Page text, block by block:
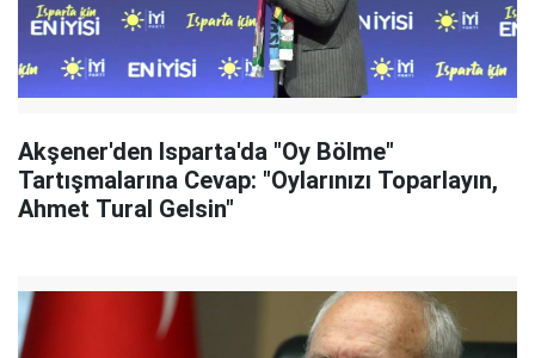
Akşener'den Isparta'da "Oy Bölme"
Tartışmalarına Cevap: "Oylarınızı Toparlayın,
Ahmet Tural Gelsin"